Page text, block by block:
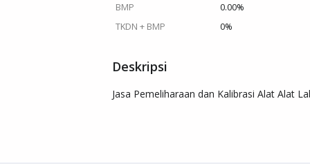
BMP
0.00%
TKDN + BMP
0%
Deskripsi
Jasa Pemeliharaan dan Kalibrasi Alat Alat